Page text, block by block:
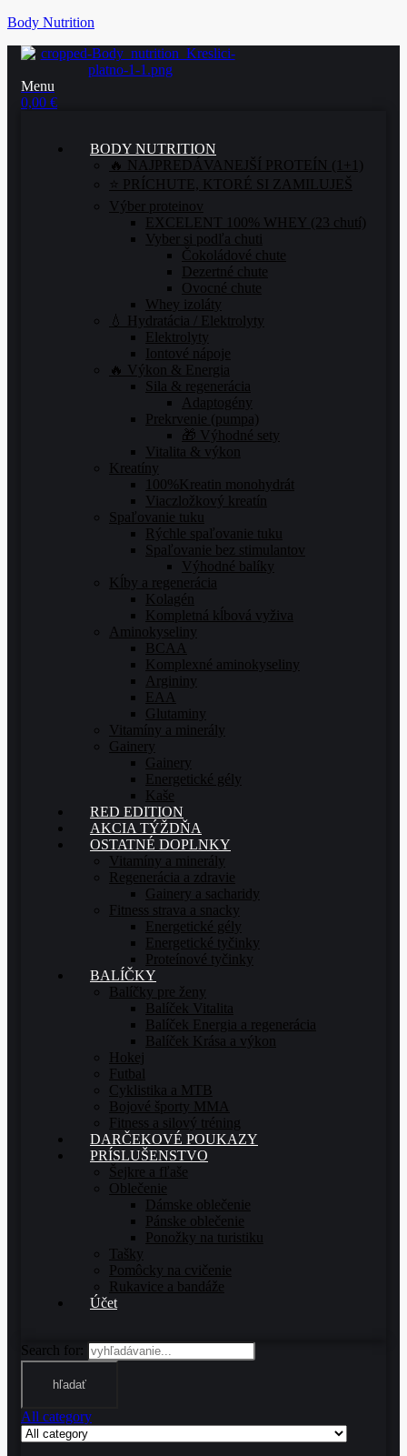
Body Nutrition
Menu
0,00 €
BODY NUTRITION
🔥 NAJPREDÁVANEJŠÍ PROTEÍN (1+1)
⭐ PRÍCHUTE, KTORÉ SI ZAMILUJEŠ
Výber proteinov
EXCELENT 100% WHEY (23 chutí)
Vyber si podľa chuti
Čokoládové chute
Dezertné chute
Ovocné chute
Whey izoláty
💧 Hydratácia / Elektrolyty
Elektrolyty
Iontové nápoje
🔥 Výkon & Energia
Sila & regenerácia
Adaptogény
Prekrvenie (pumpa)
🎁 Výhodné sety
Vitalita & výkon
Kreatíny
100%Kreatin monohydrát
Viaczložkový kreatín
Spaľovanie tuku
Rýchle spaľovanie tuku
Spaľovanie bez stimulantov
Výhodné balíky
Kĺby a regenerácia
Kolagén
Kompletná kĺbová vyživa
Aminokyseliny
BCAA
Komplexné aminokyseliny
Argininy
EAA
Glutaminy
Vitamíny a minerály
Gainery
Gainery
Energetické gély
Kaše
RED EDITION
AKCIA TÝŽDŇA
OSTATNÉ DOPLNKY
Vitamíny a minerály
Regenerácia a zdravie
Gainery a sacharidy
Fitness strava a snacky
Energetické gély
Energetické tyčinky
Proteínové tyčinky
BALÍČKY
Balíčky pre ženy
Balíček Vitalita
Balíček Energia a regenerácia
Balíček Krása a výkon
Hokej
Futbal
Cyklistika a MTB
Bojové športy MMA
Fitness a silový tréning
DARČEKOVÉ POUKAZY
PRÍSLUŠENSTVO
Šejkre a fľaše
Oblečenie
Dámske oblečenie
Pánske oblečenie
Ponožky na turistiku
Tašky
Pomôcky na cvičenie
Rukavice a bandáže
Účet
Search for:
hľadať
All category